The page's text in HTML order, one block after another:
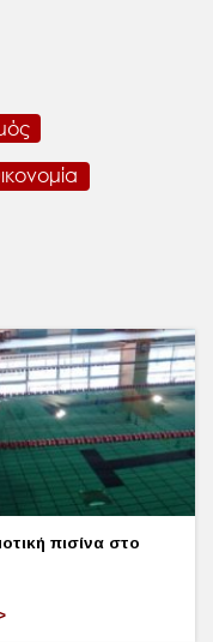
πισίνα στο